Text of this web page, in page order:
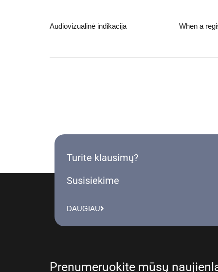
Audiovizualinė indikacija When a
Turite klausimų?
Susisiekime
DAUGIAU
Prenumeruokite mūsų